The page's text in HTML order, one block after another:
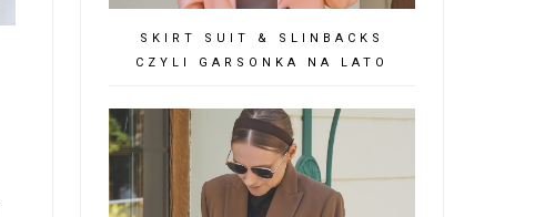
SKIRT SUIT & SLINBACKS
CZYLI GARSONKA NA LATO